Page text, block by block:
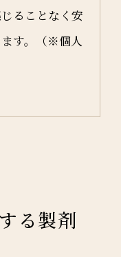
ることなく安
す。（※個人
る製剤